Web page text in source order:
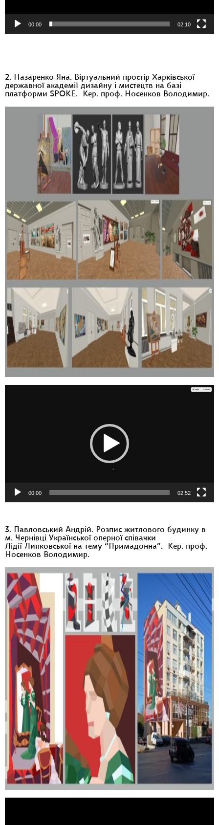
00:00 02:10
2. Назаренко Яна. Віртуальний простір Харківської
державної академії дизайну і мистецтв на базі
платформи SPOKE. Кер. проф. Носенков Володимир.
00:00 02:52
3. Павловський Андрій. Розпис житлового будинку в
м. Чернівці Української оперної співачки
Лідії Липковської на тему “Примадонна”. Кер. проф.
Носенков Володимир.